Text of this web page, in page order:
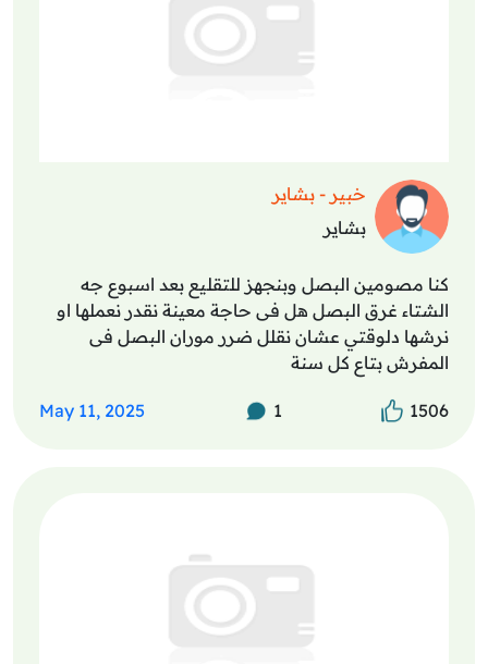
خبير - بشاير
بشاير
كنا مصومين البصل وبنجهز للتقليع بعد اسبوع جه
الشتاء غرق البصل هل فى حاجة معينة نقدر نعملها او
نرشها دلوقتي عشان نقلل ضرر موران البصل فى
المفرش بتاع كل سنة
1506
1
May 11, 2025